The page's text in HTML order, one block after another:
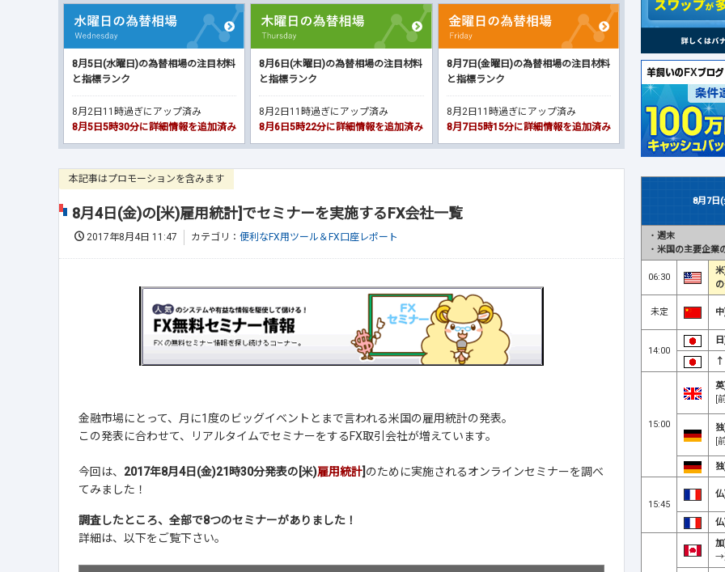
8月5日(水曜日)の為替相場の注目材料
と指標ランク
8月2日11時過ぎにアップ済み
8月5日5時30分に詳細情報を追加済み
8月6日(木曜日)の為替相場の注目材料
と指標ランク
8月2日11時過ぎにアップ済み
8月6日5時22分に詳細情報を追加済み
8月7日(金曜日)の為替相場の注目材料
と指標ランク
8月2日11時過ぎにアップ済み
8月7日5時15分に詳細情報を追加済み
本記事はプロモーションを含みます
8月4日(金)の[米)雇用統計]でセミナーを実施するFX会社一覧
2017年8月4日 11:47 カテゴリ： 便利なFX用ツール＆FX口座レポート
金融市場にとって、月に1度のビッグイベントとまで言われる米国の雇用統計の発表。
この発表に合わせて、リアルタイムでセミナーをするFX取引会社が増えています。
今回は、 2017年8月4日(金)21時30分発表の[米)雇用統計] のために実施されるオンラインセミナーを調べ
てみました！
調査したところ、全部で8つのセミナーがありました！
詳細は、以下をご覧下さい。
8月7日
・ 週末
・ 米国の主要企業
06:30
未定
14:00
↑
15:00
[
[
15:45
→